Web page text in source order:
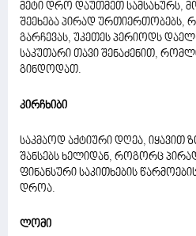
მეტი დრო დაუთმეთ სამსახურს,
შეეხება პირად ურთიერთობებს,
გარჩევას, უკეთეს პერიოდს
საკუთარი თავი შენაძენით,
გინდოდათ.
კირჩხიბი
საკმაოდ აქტიური დღეა, იყავით
შანსებს ხელიდან, როგორც
ფინანსური საკითხების
დროა.
ლომი